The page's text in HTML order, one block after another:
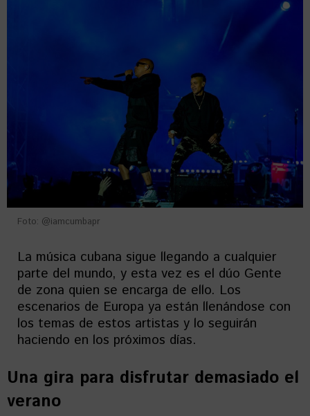
Foto: @iamcumbapr
La música cubana sigue llegando a cualquier
parte del mundo, y esta vez es el dúo Gente
de zona quien se encarga de ello. Los
escenarios de Europa ya están llenándose con
los temas de estos artistas y lo seguirán
haciendo en los próximos días.
Una gira para disfrutar demasiado el
verano